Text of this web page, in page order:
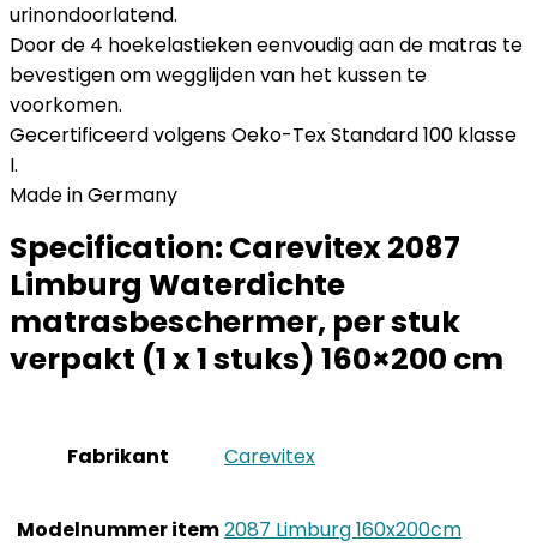
urinondoorlatend.
Door de 4 hoekelastieken eenvoudig aan de matras te
bevestigen om wegglijden van het kussen te
voorkomen.
Gecertificeerd volgens Oeko-Tex Standard 100 klasse
I.
Made in Germany
Specification: Carevitex 2087
Limburg Waterdichte
matrasbeschermer, per stuk
verpakt (1 x 1 stuks) 160×200 cm
Fabrikant ‎Carevitex
Modelnummer item‎2087 Limburg 160x200cm